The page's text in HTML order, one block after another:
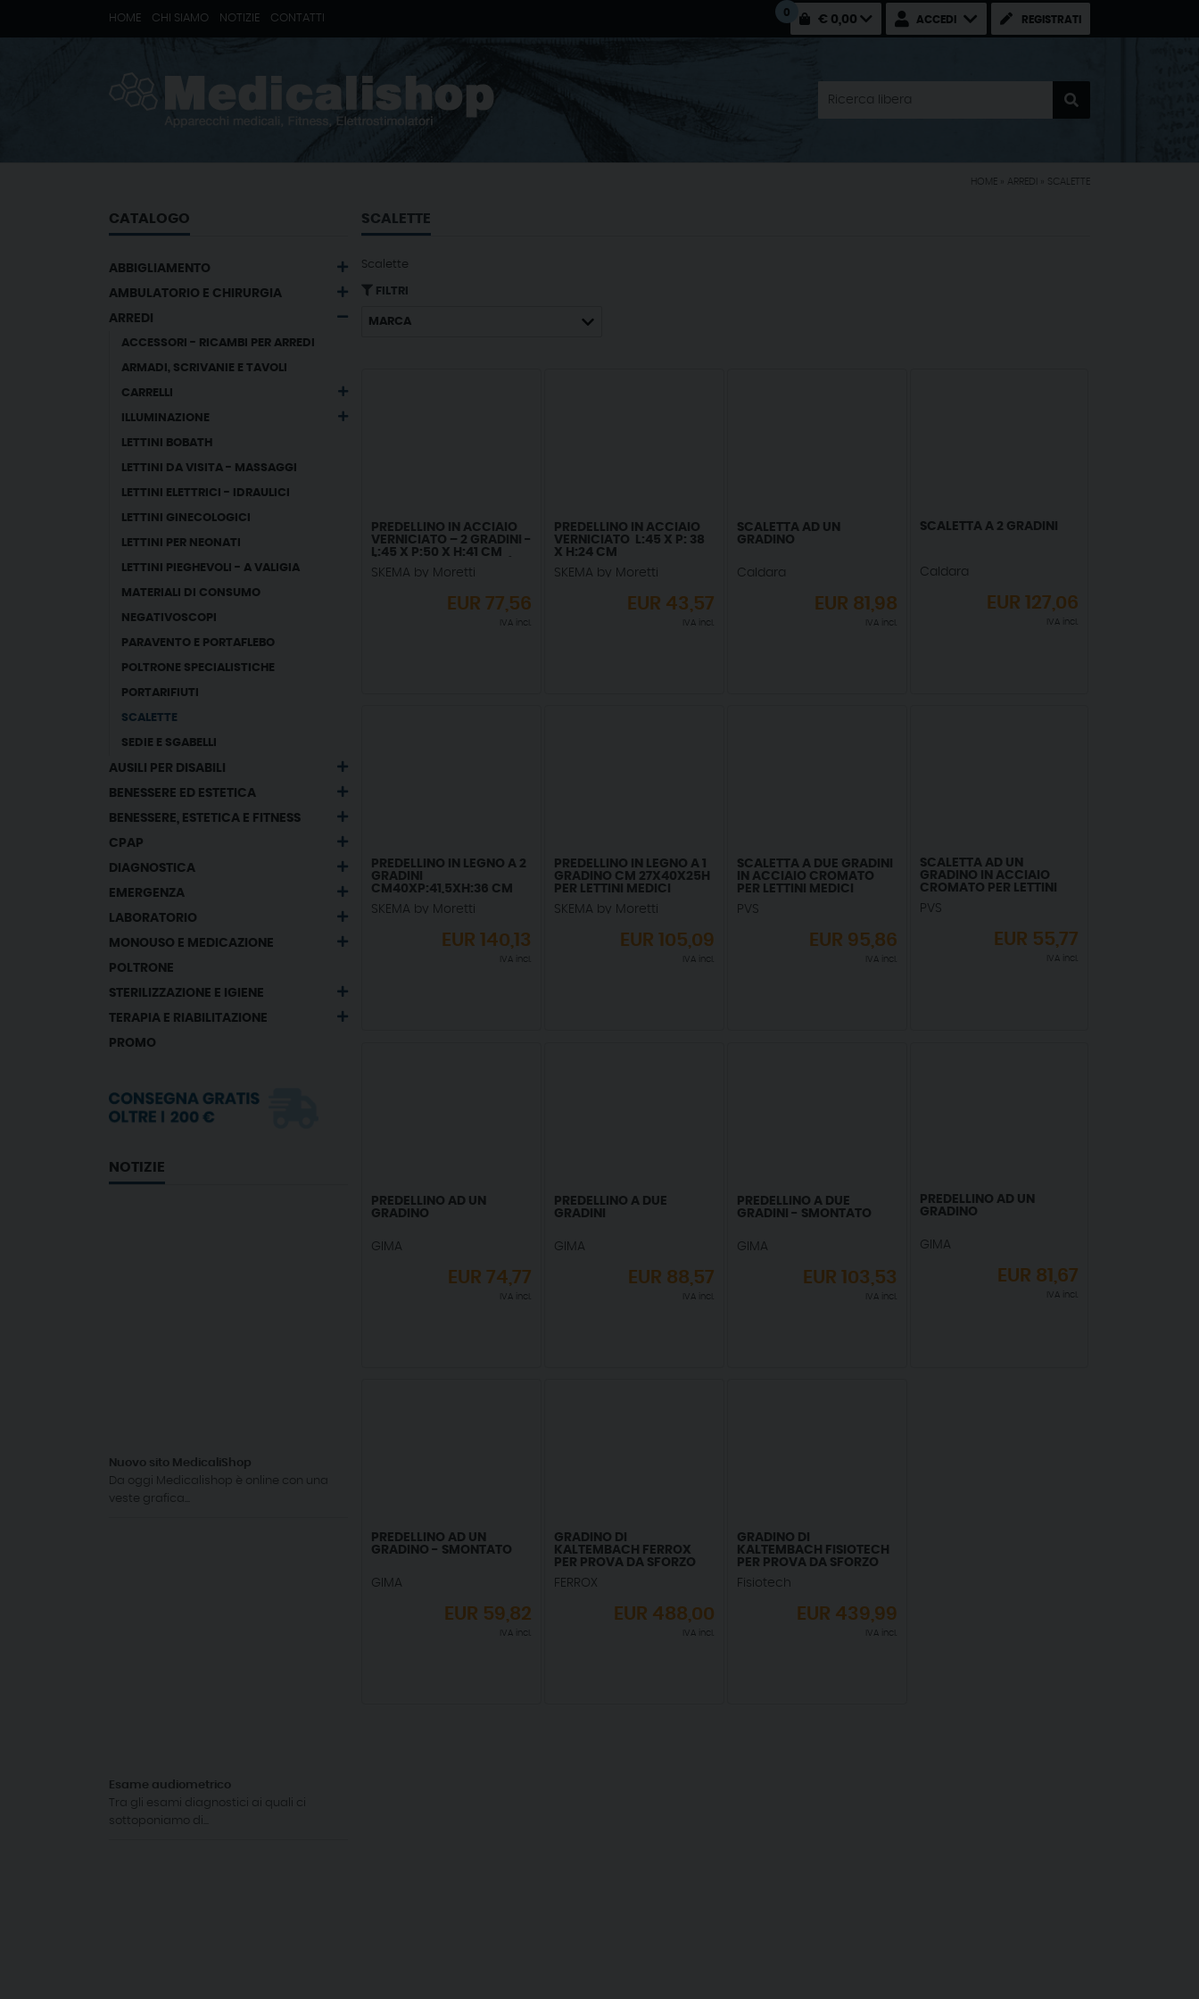
HOME CHI SIAMO NOTIZIE CONTATTI REGISTRATI
ACCEDI
0
€ 0,00
HOME ARREDI SCALETTE
CATALOGO
ABBIGLIAMENTO
AMBULATORIO E CHIRURGIA
ARREDI
ACCESSORI - RICAMBI PER ARREDI
ARMADI, SCRIVANIE E TAVOLI
CARRELLI
ILLUMINAZIONE
LETTINI BOBATH
LETTINI DA VISITA - MASSAGGI
LETTINI ELETTRICI - IDRAULICI
LETTINI GINECOLOGICI
LETTINI PER NEONATI
LETTINI PIEGHEVOLI - A VALIGIA
MATERIALI DI CONSUMO
NEGATIVOSCOPI
PARAVENTO E PORTAFLEBO
POLTRONE SPECIALISTICHE
PORTARIFIUTI
SCALETTE
SEDIE E SGABELLI
AUSILI PER DISABILI
BENESSERE ED ESTETICA
BENESSERE, ESTETICA E FITNESS
CPAP
DIAGNOSTICA
EMERGENZA
LABORATORIO
MONOUSO E MEDICAZIONE
POLTRONE
STERILIZZAZIONE E IGIENE
TERAPIA E RIABILITAZIONE
PROMO
NOTIZIE
Nuovo sito MedicaliShop
Da oggi Medicalishop è online con una
veste grafica...
Esame audiometrico
Tra gli esami diagnostici ai quali ci
sottoponiamo di...
SCALETTE
Scalette
FILTRI
MARCA
PREDELLINO IN ACCIAIO
VERNICIATO – 2 GRADINI -
L:45 X P:50 X H:41 CM
(H:24 CM TRA GRADINI)
SKEMA by Moretti
EUR77,56
IVA incl.
PREDELLINO IN ACCIAIO
VERNICIATO L:45 X P: 38
X H:24 CM
SKEMA by Moretti
EUR 43,57
IVA incl.
SCALETTA AD UN
GRADINO
Caldara
EUR 81,98
IVA incl.
SCALETTA A 2 GRADINI
Caldara
EUR 127,06
IVA incl.
PREDELLINO IN LEGNO A 2
GRADINI
CM40XP:41,5XH:36 CM
PER LETTINI MEDICI
SKEMA by Moretti
EUR140,13
IVA incl.
PREDELLINO IN LEGNO A 1
GRADINO CM 27X40X25H
PER LETTINI MEDICI
SKEMA by Moretti
EUR105,09
IVA incl.
SCALETTA A DUE GRADINI
IN ACCIAIO CROMATO
PER LETTINI MEDICI
PVS
EUR 95,86
IVA incl.
SCALETTA AD UN
GRADINO IN ACCIAIO
CROMATO PER LETTINI
MEDICI
PVS
EUR 55,77
IVA incl.
PREDELLINO AD UN
GRADINO
GIMA
EUR74,77
IVA incl.
PREDELLINO A DUE
GRADINI
GIMA
EUR 88,57
IVA incl.
PREDELLINO A DUE
GRADINI - SMONTATO
GIMA
EUR103,53
IVA incl.
PREDELLINO AD UN
GRADINO
GIMA
EUR 81,67
IVA incl.
PREDELLINO AD UN
GRADINO - SMONTATO
GIMA
EUR 59,82
IVA incl.
GRADINO DI
KALTEMBACH FERROX
PER PROVA DA SFORZO
FERROX
EUR 488,00
IVA incl.
GRADINO DI
KALTEMBACH FISIOTECH
PER PROVA DA SFORZO
Fisiotech
EUR 439,99
IVA incl.